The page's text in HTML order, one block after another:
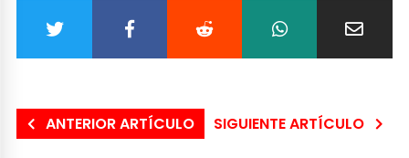
ANTERIOR ARTÍCULO SIGUIENTE ARTÍCULO